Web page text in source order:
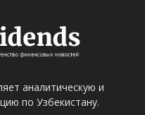
аналитическую и
по Узбекистану.